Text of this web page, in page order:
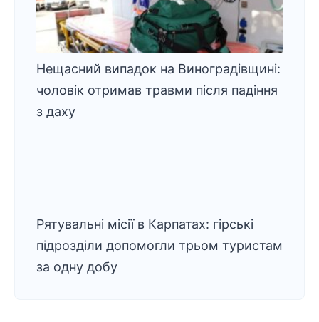
Нещасний випадок на Виноградівщині:
чоловік отримав травми після падіння
з даху
Рятувальні місії в Карпатах: гірські
підрозділи допомогли трьом туристам
за одну добу